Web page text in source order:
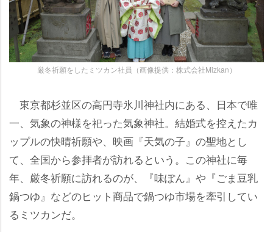
厳冬祈願をしたミツカン社員（画像提供：株式会社Mizkan）
東京都杉並区の高円寺氷川神社内にある、日本で唯
一、気象の神様を祀った気象神社。結婚式を控えたカ
ップルの快晴祈願や、映画『天気の子』の聖地とし
て、全国から参拝者が訪れるという。この神社に毎
年、厳冬祈願に訪れるのが、『味ぽん』や『ごま豆乳
鍋つゆ』などのヒット商品で鍋つゆ市場を牽引してい
るミツカンだ。